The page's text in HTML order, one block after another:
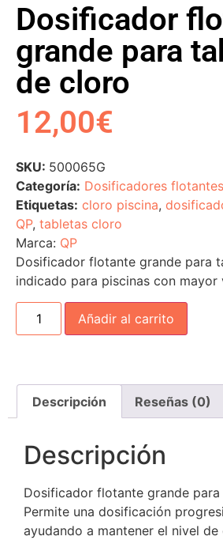
Dosificador
grande para
de cloro
12,00€
SKU: 500065G
Categoría: Dosificadores flotantes
Etiquetas: cloro piscina,
QP, tabletas cloro
Marca: QP
Dosificador flotante grande para
indicado para piscinas con mayor
Añadir al carrito
Descripción Reseñas (0)
Descripción
Dosificador flotante grande
Permite una dosificación
ayudando a mantener el nivel